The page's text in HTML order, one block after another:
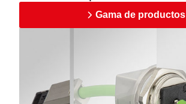
Gama de productos